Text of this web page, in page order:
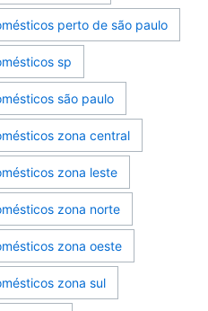
perto de são paulo
sp
são paulo
zona central
zona leste
zona norte
zona oeste
zona sul